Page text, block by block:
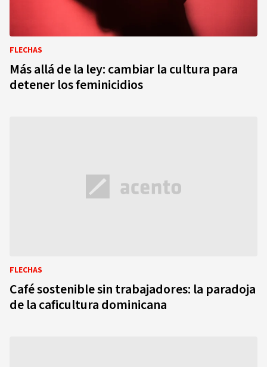
FLECHAS
Más allá de la ley: cambiar la cultura para
detener los feminicidios
FLECHAS
Café sostenible sin trabajadores: la paradoja
de la caficultura dominicana